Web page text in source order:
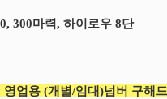
300마력, 하이로우 8단
업용 (개별/임대)넘버 구해